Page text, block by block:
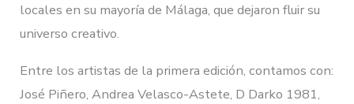
locales en su mayoría de Málaga, que dejaron fluir su
universo creativo.
Entre los artistas de la primera edición, contamos con:
José Piñero, Andrea Velasco-Astete, D Darko 1981,